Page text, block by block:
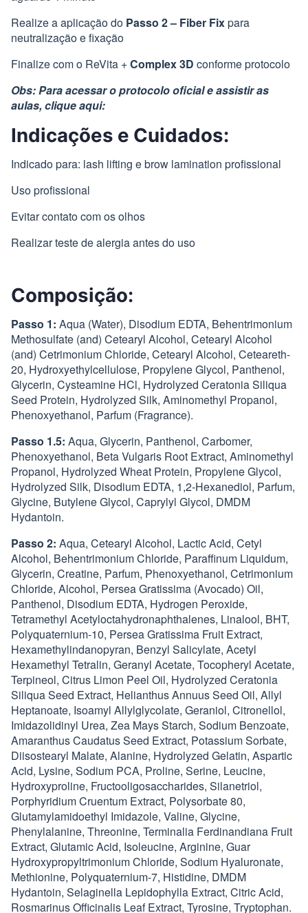
Realize a aplicação do Passo 2 – Fiber Fixpara
neutralização e fixação
Finalize com o ReVita +Complex 3D conforme protocolo
Obs: Para acessar o protocolo oficial e assistir as
aulas, clique aqui:
Indicações e Cuidados:
Indicado para: lash lifting e brow lamination profissional
Uso profissional
Evitar contato com os olhos
Realizar teste de alergia antes do uso
Composição:
Passo 1: Aqua (Water), Disodium EDTA, Behentrimonium
Methosulfate (and) Cetearyl Alcohol, Cetearyl Alcohol
(and) Cetrimonium Chloride, Cetearyl Alcohol, Ceteareth-
20, Hydroxyethylcellulose, Propylene Glycol, Panthenol,
Glycerin, Cysteamine HCl, Hydrolyzed Ceratonia Siliqua
Seed Protein, Hydrolyzed Silk, Aminomethyl Propanol,
Phenoxyethanol, Parfum (Fragrance).
Passo 1.5: Aqua, Glycerin, Panthenol, Carbomer,
Phenoxyethanol, Beta Vulgaris Root Extract, Aminomethyl
Propanol, Hydrolyzed Wheat Protein, Propylene Glycol,
Hydrolyzed Silk, Disodium EDTA, 1,2-Hexanediol, Parfum,
Glycine, Butylene Glycol, Caprylyl Glycol, DMDM
Hydantoin.
Passo 2: Aqua, Cetearyl Alcohol, Lactic Acid, Cetyl
Alcohol, Behentrimonium Chloride, Paraffinum Liquidum,
Glycerin, Creatine, Parfum, Phenoxyethanol, Cetrimonium
Chloride, Alcohol, Persea Gratissima (Avocado) Oil,
Panthenol, Disodium EDTA, Hydrogen Peroxide,
Tetramethyl Acetyloctahydronaphthalenes, Linalool, BHT,
Polyquaternium-10, Persea Gratissima Fruit Extract,
Hexamethylindanopyran, Benzyl Salicylate, Acetyl
Hexamethyl Tetralin, Geranyl Acetate, Tocopheryl Acetate,
Terpineol, Citrus Limon Peel Oil, Hydrolyzed Ceratonia
Siliqua Seed Extract, Helianthus Annuus Seed Oil, Allyl
Heptanoate, Isoamyl Allylglycolate, Geraniol, Citronellol,
Imidazolidinyl Urea, Zea Mays Starch, Sodium Benzoate,
Amaranthus Caudatus Seed Extract, Potassium Sorbate,
Diisostearyl Malate, Alanine, Hydrolyzed Gelatin, Aspartic
Acid, Lysine, Sodium PCA, Proline, Serine, Leucine,
Hydroxyproline, Fructooligosaccharides, Silanetriol,
Porphyridium Cruentum Extract, Polysorbate 80,
Glutamylamidoethyl Imidazole, Valine, Glycine,
Phenylalanine, Threonine, Terminalia Ferdinandiana Fruit
Extract, Glutamic Acid, Isoleucine, Arginine, Guar
Hydroxypropyltrimonium Chloride, Sodium Hyaluronate,
Methionine, Polyquaternium-7, Histidine, DMDM
Hydantoin, Selaginella Lepidophylla Extract, Citric Acid,
Rosmarinus Officinalis Leaf Extract, Tyrosine, Tryptophan.